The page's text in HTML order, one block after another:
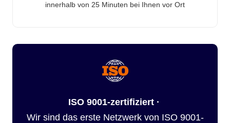
innerhalb von 25 Minuten bei Ihnen vor Ort
ISO 9001-zertifiziert ·
Wir sind das erste Netzwerk von ISO 9001-